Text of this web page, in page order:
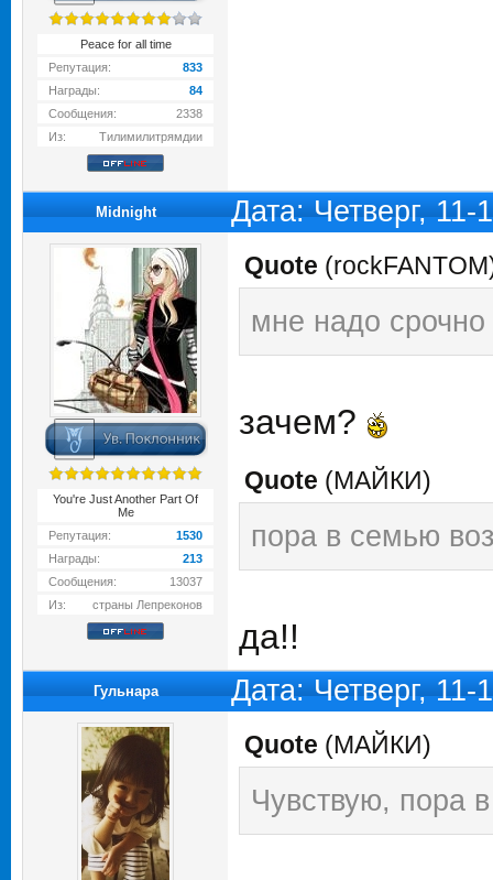
Peace for all time
Репутация:
833
Награды:
84
Сообщения:
2338
Из:
Тилимилитрямдии
Midnight Дата: Четверг,
You're Just Another Part Of
Me
Репутация:
1530
Награды:
213
Сообщения:
13037
Из:
страны Лепреконов
Quote (rockFANTOM
мне надо срочно
зачем?
Quote (МАЙКИ)
пора в семью
да!!
Гульнара Дата: Четверг,
Quote (МАЙКИ)
Чувствую, пора